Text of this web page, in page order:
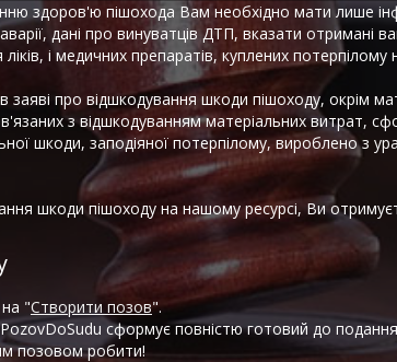
здоров'ю пішохода Вам необхідно мати лише
дані про винуватців ДТП, вказати отримані
і медичних препаратів, куплених потерпілому
про відшкодування шкоди пішоходу, окрім
з відшкодуванням матеріальних витрат,
шкоди, заподіяної потерпілому, вироблено з
шкоди пішоходу на нашому ресурсі, Ви
"Створити позов".
PozovDoSudu сформує повністю готовий до
позовом робити!